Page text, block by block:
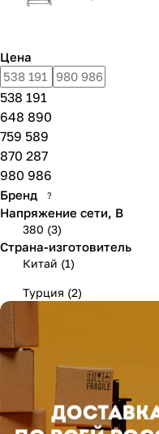
Цена
538 191
648 890
759 589
870 287
980 986
Бренд ?
Напряжение сети, В
380 (3)
Страна-изготовитель
Китай (1)
Турция (2)